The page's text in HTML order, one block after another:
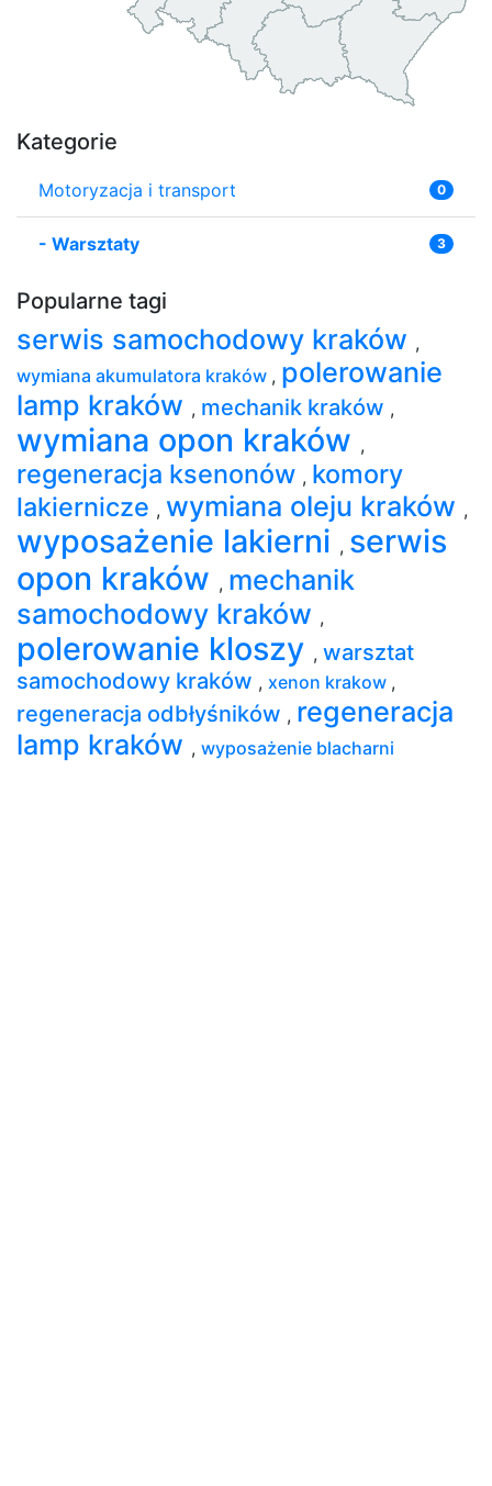
Kategorie
Motoryzacja i transport 0
- Warsztaty 3
Popularne tagi
serwis samochodowy kraków ,
wymiana akumulatora kraków , polerowanie
lamp kraków , mechanik kraków ,
wymiana opon kraków ,
regeneracja ksenonów , komory
lakiernicze , wymiana oleju kraków ,
wyposażenie lakierni , serwis
opon kraków , mechanik
samochodowy kraków ,
polerowanie kloszy , warsztat
samochodowy kraków , xenon krakow ,
regeneracja odbłyśników , regeneracja
lamp kraków , wyposażenie blacharni